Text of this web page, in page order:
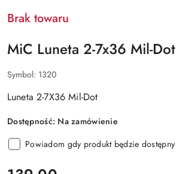
Brak towaru
MiC Luneta 2-7x36 Mil-Dot
Symbol: 1320
Luneta 2-7X36 Mil-Dot
Dostępność: Na zamówienie
Powiadom gdy produkt będzie dostępny